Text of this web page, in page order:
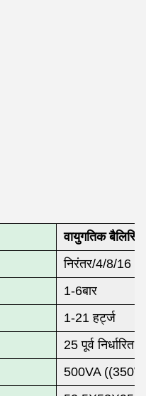
वायुगतिक
निरंतर/4/8/16
1-6बार
1-21 हर्ट्ज
25 पूर्व
500VA